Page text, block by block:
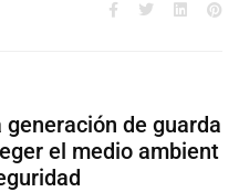
de guarda
el medio ambient